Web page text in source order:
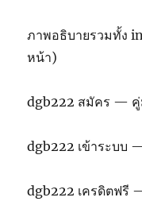
ภาพอธิบายรวมทั้ง
หน้า)
dgb222 สมัคร — คู่
dgb222 เข้าระบบ
dgb222 เครดิตฟรี